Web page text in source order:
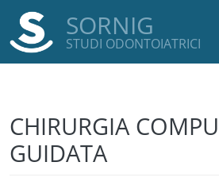
SORNIG
STUDI ODONTOIATRICI
CHIRURGIA
GUIDATA